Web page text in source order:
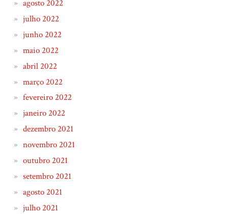
agosto 2022
julho 2022
junho 2022
maio 2022
abril 2022
março 2022
fevereiro 2022
janeiro 2022
dezembro 2021
novembro 2021
outubro 2021
setembro 2021
agosto 2021
julho 2021